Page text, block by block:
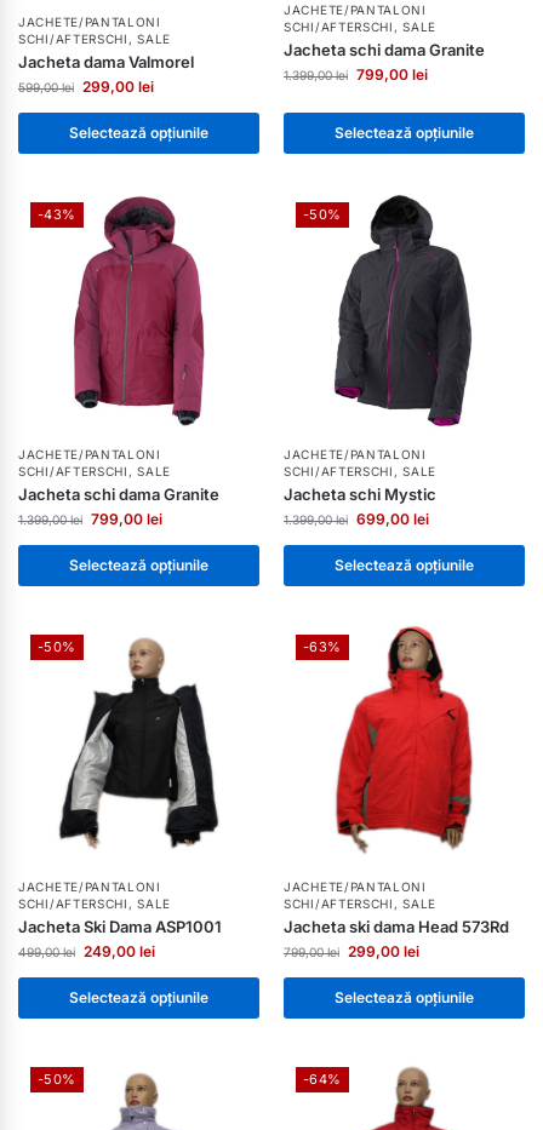
JACHETE/PANTALONI
SCHI/AFTERSCHI ,SALE
Jacheta dama Valmorel
599,00lei 299,00 lei
Selectează opțiunile
JACHETE/PANTALONI
SCHI/AFTERSCHI ,SALE
Jacheta schi dama Granite
1.399,00lei 799,00 lei
Selectează opțiunile
-43%
JACHETE/PANTALONI
SCHI/AFTERSCHI ,SALE
Jacheta schi dama Granite
1.399,00lei 799,00 lei
Selectează opțiunile
-50%
JACHETE/PANTALONI
SCHI/AFTERSCHI ,SALE
Jacheta schi Mystic
1.399,00lei 699,00 lei
Selectează opțiunile
-50%
JACHETE/PANTALONI
SCHI/AFTERSCHI ,SALE
Jacheta Ski Dama ASP1001
499,00lei 249,00 lei
Selectează opțiunile
-63%
JACHETE/PANTALONI
SCHI/AFTERSCHI ,SALE
Jacheta ski dama Head 573Rd
799,00lei 299,00 lei
Selectează opțiunile
-50% -64%